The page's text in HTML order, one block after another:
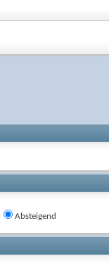
Absteigend